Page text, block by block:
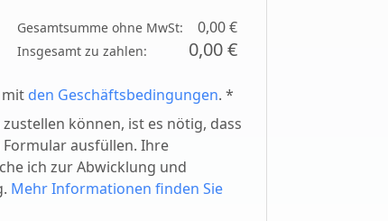
Gesamtsumme ohne MwSt: 0,00 €
Insgesamt zu zahlen: 0,00 €
den Geschäftsbedingungen. *
können, ist es nötig, dass
Formular ausfüllen. Ihre
ich zur Abwicklung und
Mehr Informationen finden Sie